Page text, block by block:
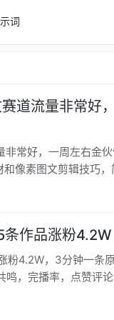
词
道流量非常好
周左右金伙伴计划，单价
和像素图文剪辑技巧
作品涨粉
一条原创视频 项目介绍： 女生
鸣，完播率，点赞评